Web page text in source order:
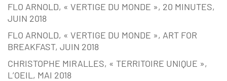
FLO ARNOLD, « VERTIGE DU MONDE », 20 MINUTES,
JUIN 2018
FLO ARNOLD, « VERTIGE DU MONDE », ART FOR
BREAKFAST, JUIN 2018
CHRISTOPHE MIRALLES, « TERRITOIRE UNIQUE »,
L’OEIL, MAI 2018